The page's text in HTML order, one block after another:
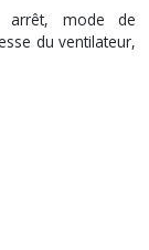
arrêt, mode de
du ventilateur,